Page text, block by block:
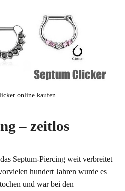
online kaufen
– zeitlos
Septum-Piercing weit verbreitet
hundert Jahren wurde es
und war bei den